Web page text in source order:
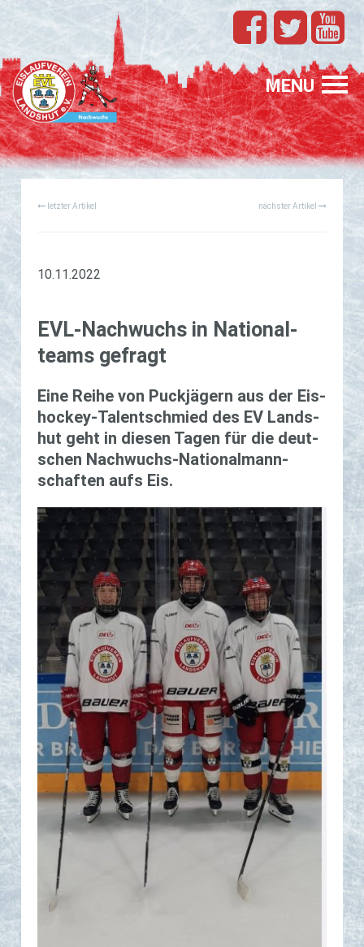
MENU
TEAMS
EVL
SPONSORING
FÖRDERUNG
PROFIS
GESUCHT
letzter Artikel nächster Artikel
10.11.2022
EVL-Nach­wuchs in Na­tio­nal­
teams ge­fragt
Eine Reihe von Puck­jä­gern aus der Eis­
hockey-Tal­ent­schmied des EV Lands­
hut geht in die­sen Tagen für die deut­
schen Nach­wuchs-Na­tio­nal­mann­
schaf­ten aufs Eis.